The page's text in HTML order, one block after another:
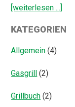
[weiterlesen ...]
Salat
KATEGORIEN
Allgemein (4)
Gasgrill (2)
Grillbuch (2)